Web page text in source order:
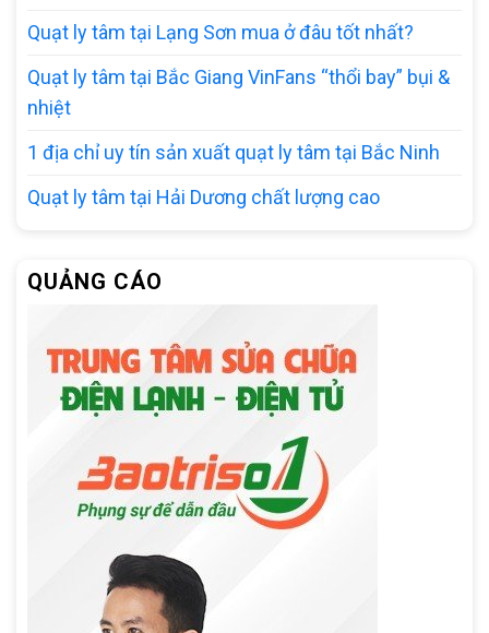
Quạt ly tâm tại Lạng Sơn mua ở đâu tốt nhất?
Quạt ly tâm tại Bắc Giang VinFans “thổi bay” bụi &
nhiệt
1 địa chỉ uy tín sản xuất quạt ly tâm tại Bắc Ninh
Quạt ly tâm tại Hải Dương chất lượng cao
QUẢNG CÁO